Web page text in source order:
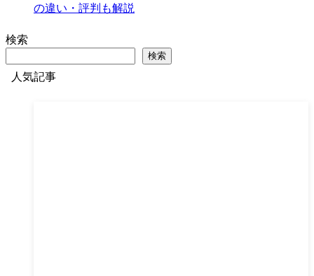
の違い・評判も解説
検索
検索
人気記事